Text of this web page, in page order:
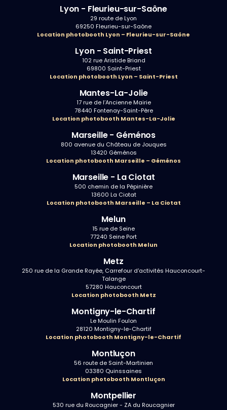
Lyon - Fleurieu-sur-Saône
29 route de Lyon
69250 Fleurieu-sur-Saône
Location photobooth Lyon – Fleurieu-sur-Saône
Lyon - Saint-Priest
102 rue Aristide Briand
69800 Saint-Priest
Location photobooth Lyon – Saint-Priest
Mantes-La-Jolie
17 rue de l’Ancienne Mairie
78440 Fontenay-Saint-Père
Location photobooth Mantes-La-Jolie
Marseille - Géménos
800 avenue du Château de Jouques
13420 Géménos
Location photobooth Marseille – Géménos
Marseille - La Ciotat
500 chemin de la Pépinière
13600 La Ciotat
Location photobooth Marseille – La Ciotat
Melun
15 rue de Seine
77240 Seine Port
Location photobooth Melun
Metz
250 rue de la Grande Rayée, Carrefour d'activités Hauconcourt-
Talange
57280 Hauconcourt
Location photobooth Metz
Montigny-le-Chartif
Le Moulin Foulon
28120 Montigny-le-Chartif
Location photobooth Montigny-le-Chartif
Montluçon
56 route de Saint-Martinien
03380 Quinssaines
Location photobooth Montluçon
Montpellier
530 rue du Roucagnier - ZA du Roucagnier